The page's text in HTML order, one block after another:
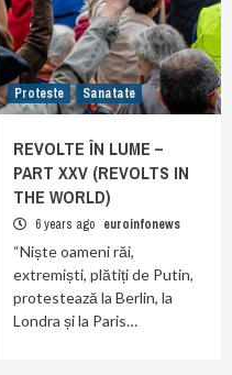
Proteste Sanatate
REVOLTE ÎN LUME –
PART XXV (REVOLTS IN
THE WORLD)
6 years ago euroinfonews
“Niște oameni răi,
extremiști, plătiți de Putin,
protestează la Berlin, la
Londra și la Paris…